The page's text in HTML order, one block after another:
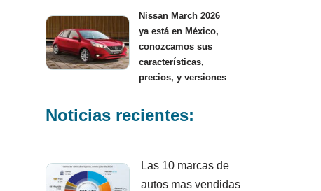
Nissan March 2026
ya está en México,
conozcamos sus
características,
precios, y versiones
Noticias recientes:
Las 10 marcas de
autos mas vendidas